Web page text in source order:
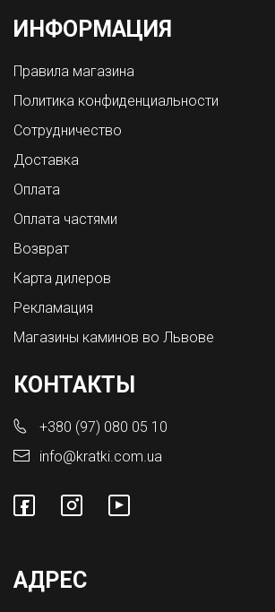
ИНФОРМАЦИЯ
Правила магазина
Политика конфиденциальности
Сотрудничество
Доставка
Оплата
Оплата частями
Возврат
Карта дилеров
Рекламация
Магазины каминов во Львове
КОНТАКТЫ
+380 (97) 080 05 10
info@kratki.com.ua
АДРЕС